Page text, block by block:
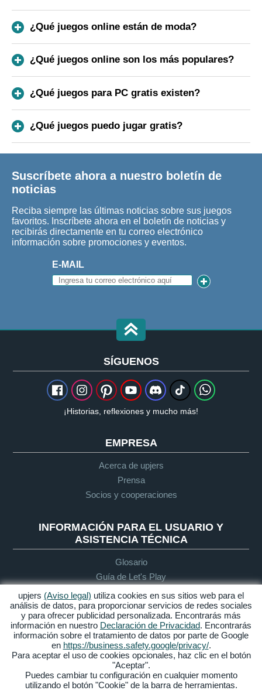
¿Qué juegos online están de moda?
¿Qué juegos online son los más populares?
¿Qué juegos para PC gratis existen?
¿Qué juegos puedo jugar gratis?
Suscríbete ahora a nuestro boletín de
noticias
Reciba siempre las últimas noticias sobre sus juegos
favoritos. Inscríbete ahora en el boletín de noticias y
recibirás directamente en tu correo electrónico
información sobre promociones y eventos.
E-MAIL
SÍGUENOS
¡Historias, reflexiones y mucho más!
EMPRESA
Acerca de upjers
Prensa
Socios y cooperaciones
INFORMACIÓN PARA EL USUARIO Y
ASISTENCIA TÉCNICA
Glosario
Guía de Let's Play
Soporte
Aviso legal
Protección de
datos
Condiciones
generales de
contratación
Accesibilidad
Gestionar Cookies
upjers (Aviso legal) utiliza cookies en sus sitios web para el
análisis de datos, para proporcionar servicios de redes sociales
y para ofrecer publicidad personalizada. Encontrarás más
información en nuestro Declaración de Privacidad. Encontrarás
información sobre el tratamiento de datos por parte de Google
en https://business.safety.google/privacy/.
Para aceptar el uso de cookies opcionales, haz clic en el botón
"Aceptar".
Puedes cambiar tu configuración en cualquier momento
utilizando el botón "Cookie" de la barra de herramientas.